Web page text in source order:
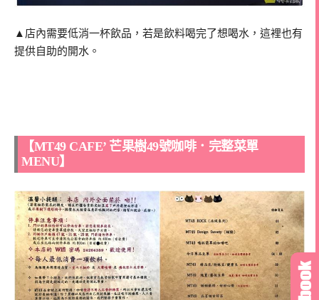
▲店內需要低消一杯飲品，若是飲料喝完了想喝水，這裡也有
提供自助的開水。
【MT49 CAFE’ 芒果樹49號咖啡．完整菜單
MENU】